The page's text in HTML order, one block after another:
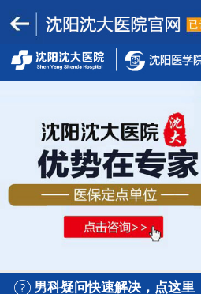
男科疑问快速解决，点这里